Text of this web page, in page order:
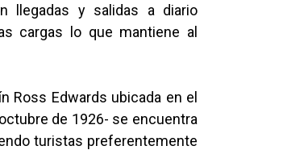
llegadas y salidas a diario
cargas lo que mantiene al
Ross Edwards ubicada en el
de 1926- se encuentra
turistas preferentemente